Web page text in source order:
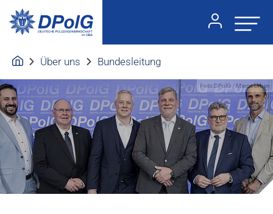
Über uns Bundesleitung
Foto:DPolG / Marco Urban